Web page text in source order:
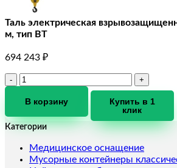
Таль электрическая
м, тип ВТ
694 243 ₽
Количество
Таль
взрывозащищенная
п
5,0
В корзину
Купить в 1
клик
Категории
Медицинское оснащение
Мусорные контейнеры